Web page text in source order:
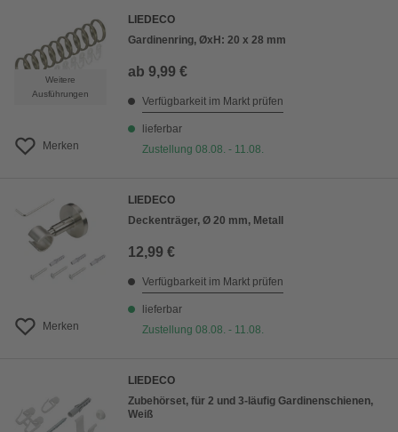
Weitere
Ausführungen
Merken
LIEDECO
Gardinenring, ØxH: 20 x 28 mm
ab 9,99 €
Verfügbarkeit im Markt prüfen
lieferbar
Zustellung 08.08. - 11.08.
Merken
LIEDECO
Deckenträger, Ø 20 mm, Metall
12,99 €
Verfügbarkeit im Markt prüfen
lieferbar
Zustellung 08.08. - 11.08.
LIEDECO
Zubehörset, für 2 und 3-läufig Gardinenschienen,
Weiß